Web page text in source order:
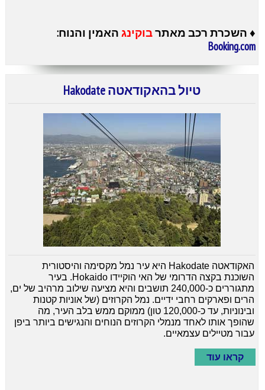
♦ השכרת רכב מאתרבוקינג האמין והנוח:
Booking.com
טיול בהאקודאטה Hakodate
האקודאטה Hakodate היא עיר נמל מקסימה והיסטורית
השוכנת בקצה הדרומי של האי הוקיידו Hokaido. בעיר
מתגוררים כ-240,000 תושבים והיא מציעה שילוב מרהיב של ים,
הרים ופארקים רחבי ידיים. נמל הקרוזים (של אוניות קטנות
ובינוניות, עד כ-120,000 טון) ממוקם ממש בלב העיר, מה
שהופך אותו לאחד מנמלי הקרוזים הנוחים והנגישים ביותר ביפן
עבור מטיילים עצמאיים.
קראו עוד